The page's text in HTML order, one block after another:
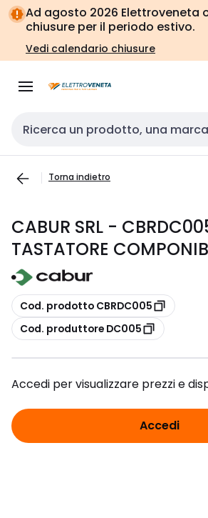
Vai alla
navigazione
Vai
alla
pagina
Ad agosto 2026 Elettroveneta
chiusure per il periodo estivo.
Vedi calendario chiusure
Cerca input
Torna indietro
CABUR SRL -
TASTATORE
copia
Cod. prodotto CBRDC005
copia
Cod. produttore DC005
Accedi per visualizzare prezzi e
Accedi